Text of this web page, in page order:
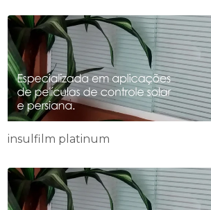
insulfilm platinum